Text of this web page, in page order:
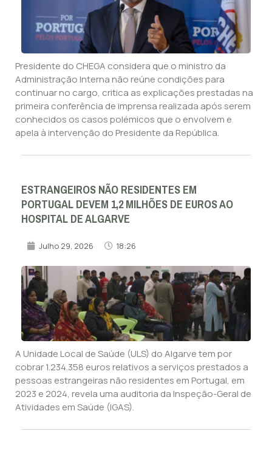
Presidente do CHEGA considera que o ministro da
Administração Interna não reúne condições para
continuar no cargo, critica as explicações prestadas na
primeira conferência de imprensa realizada após serem
conhecidos os casos polémicos que o envolvem e
apela à intervenção do Presidente da República.
ESTRANGEIROS NÃO RESIDENTES EM
PORTUGAL DEVEM 1,2 MILHÕES DE EUROS AO
HOSPITAL DE ALGARVE
Julho 29, 2026 18:26
A Unidade Local de Saúde (ULS) do Algarve tem por
cobrar 1.234.358 euros relativos a serviços prestados a
pessoas estrangeiras não residentes em Portugal, em
2023 e 2024, revela uma auditoria da Inspeção-Geral de
Atividades em Saúde (IGAS).